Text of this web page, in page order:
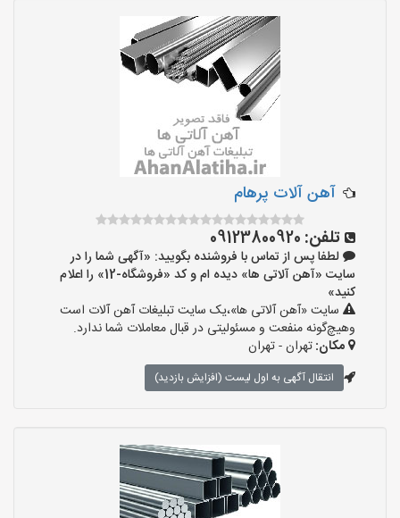
آهن آلات پرهام
تلفن: 09123800920
لطفا پس از تماس با فروشنده بگویید: «آگهی شما را در
سایت «آهن آلاتی ها» دیده ام و کد «فروشگاه-12» را اعلام
کنید»
سایت «آهن آلاتی ها»،یک سایت تبلیغات آهن آلات است
وهیچ‌گونه منفعت و مسئولیتی در قبال معاملات شما ندارد.
مکان:تهران - تهران
انتقال آگهی به اول لیست (افزایش بازدید)